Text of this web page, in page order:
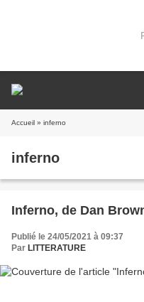
Accueil » inferno
inferno
Inferno, de Dan
Publié le 24/05/2021 à 09:37
Par LITTERATURE